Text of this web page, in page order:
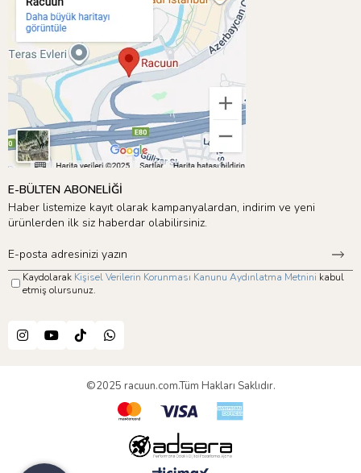
E-BÜLTEN ABONELİĞİ
Haber listemize kayıt olarak kampanyalardan, indirim ve yeni
ürünlerden ilk siz haberdar olabilirsiniz.
Kaydolarak Kişisel Verilerin Korunması Kanunu Aydınlatma Metnini kabul
etmiş olursunuz.
©2025 racuun.com.Tüm Hakları Saklıdır.